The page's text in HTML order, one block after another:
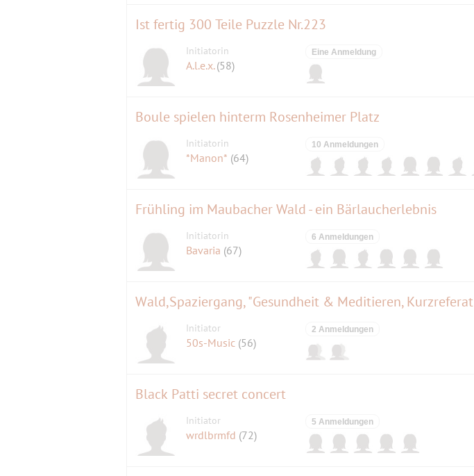
Ist fertig 300 Teile Puzzle Nr.223
Initiatorin
A.l.e.x.(58)
Eine Anmeldung
Boule spielen hinterm Rosenheimer Platz
Initiatorin
*Manon* (64)
10 Anmeldungen
Frühling im Maubacher Wald - ein Bärlaucherlebnis
Initiatorin
Bavaria (67)
6 Anmeldungen
Wald,Spaziergang, "Gesundheit & Meditieren, Kurzreferat
Initiator
50s-Music (56)
2 Anmeldungen
Black Patti secret concert
Initiator
wrdlbrmfd (72)
5 Anmeldungen